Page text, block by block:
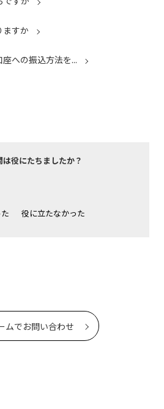
ますか
への振込方法を...
は役にたちましたか？
役に立たなかった
ムでお問い合わせ